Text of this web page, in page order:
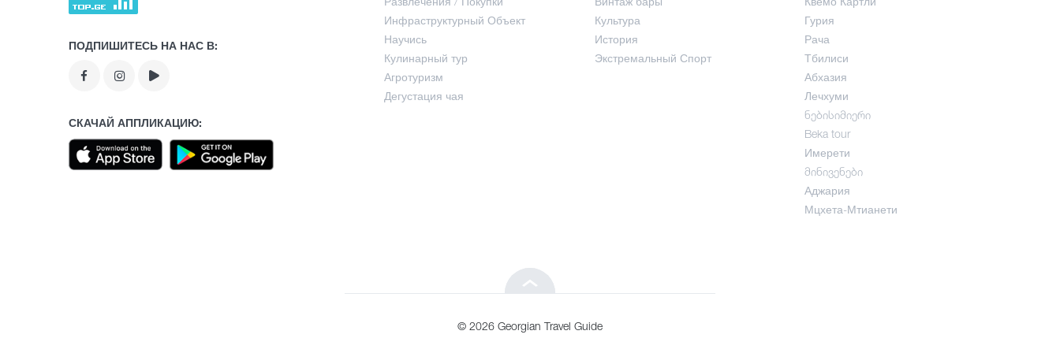
Дегустация чая
Инфраструктурный Объект
Научись
Кулинарный тур
Агротуризм
Дегустация чая
Культура
История
Экстремальный Спорт
Гурия
Рача
Тбилиси
Абхазия
Лечхуми
ნებისიმიერი
Beka tour
Имерети
მინივენები
Аджария
Мцхета-Мтианети
ПОДПИШИТЕСЬ НА НАС В:
СКАЧАЙ АППЛИКАЦИЮ:
© 2026 Georgian Travel Guide